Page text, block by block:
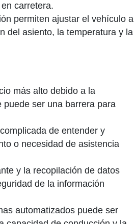
carretera.
permiten ajustar el vehículo a
del asiento, la temperatura y la
más alto debido a la
ser una barrera para
de entender y
o necesidad de asistencia
y la recopilación de datos
de la información
automatizados puede ser